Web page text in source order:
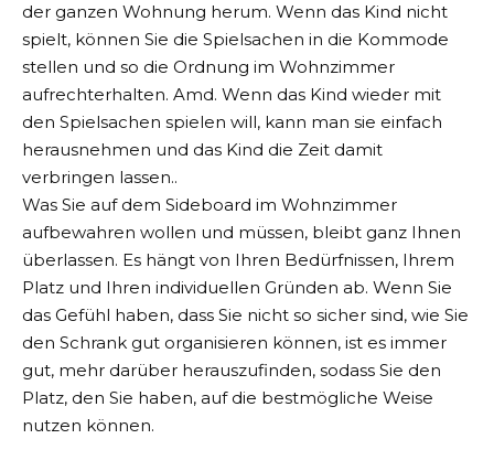
der ganzen Wohnung herum. Wenn das Kind nicht
spielt, können Sie die Spielsachen in die Kommode
stellen und so die Ordnung im Wohnzimmer
aufrechterhalten. Amd. Wenn das Kind wieder mit
den Spielsachen spielen will, kann man sie einfach
herausnehmen und das Kind die Zeit damit
verbringen lassen..
Was Sie auf dem Sideboard im Wohnzimmer
aufbewahren wollen und müssen, bleibt ganz Ihnen
überlassen. Es hängt von Ihren Bedürfnissen, Ihrem
Platz und Ihren individuellen Gründen ab. Wenn Sie
das Gefühl haben, dass Sie nicht so sicher sind, wie Sie
den Schrank gut organisieren können, ist es immer
gut, mehr darüber herauszufinden, sodass Sie den
Platz, den Sie haben, auf die bestmögliche Weise
nutzen können.